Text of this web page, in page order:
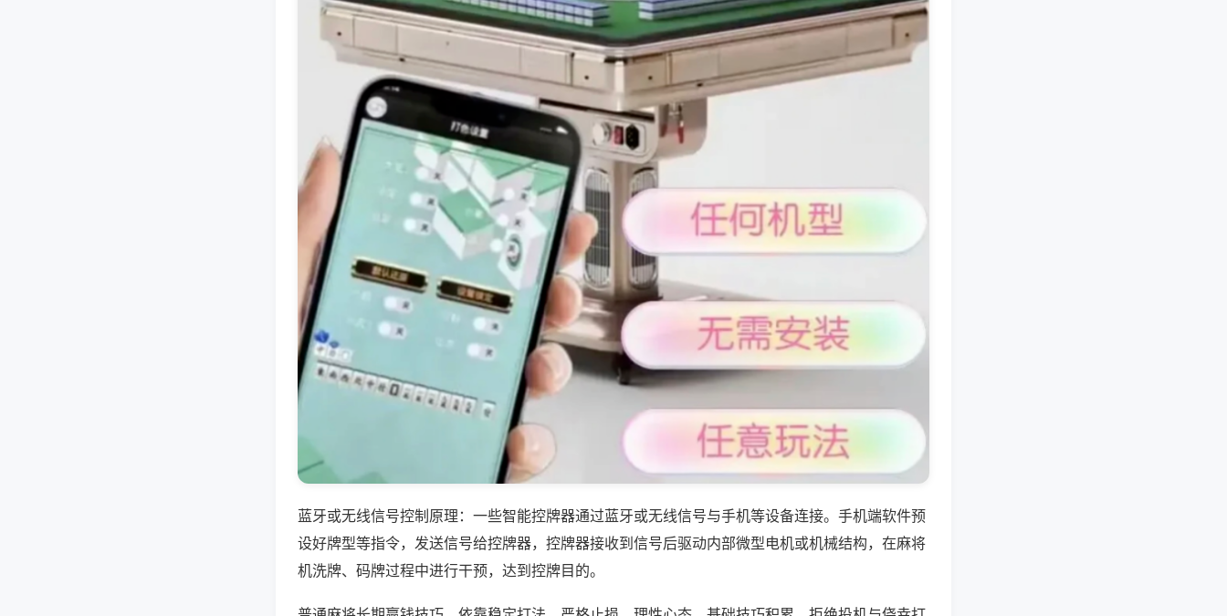
蓝牙或无线信号控制原理：一些智能控牌器通过蓝牙或无线信号与手机等设备连接。手机端软件预
设好牌型等指令，发送信号给控牌器，控牌器接收到信号后驱动内部微型电机或机械结构，在麻将
机洗牌、码牌过程中进行干预，达到控牌目的。